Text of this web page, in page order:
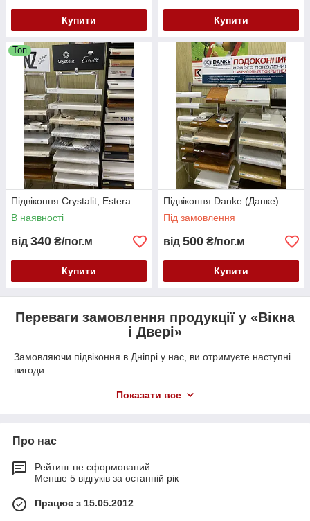
Купити Купити
Топ
Підвіконня Crystalit, Estera
В наявності
від 340 ₴/пог.м
Купити
Підвіконня Danke (Данке)
Під замовлення
від 500 ₴/пог.м
Купити
Переваги замовлення продукції у «Вікна
і Двері»
Замовляючи підвіконня в Дніпрі у нас, ви отримуєте наступні
вигоди:
моделей, які є у наявності. Інші моделі виготовляємо під
закінчити ремонт.
виробником, надаємо гарантію від заводу. Крім того, на наші
підвіконня в Дніпрі ціни заводські, тому вони доступні
знижки, які допоможуть вам заощадити.
Показати все
Про нас
Рейтинг не сформований
Менше 5 відгуків за останній рік
Працює з 15.05.2012